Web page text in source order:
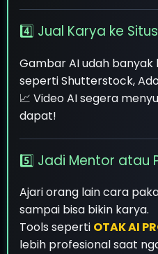
4️⃣ Jual Karya ke
Gambar AI udah
seperti Shutterstock,
📈 Video AI segera
dapat!
5️⃣ Jadi Mentor atau
Ajari orang lain cara
sampai bisa bikin karya.
Tools seperti OTAK AI
lebih profesional saat